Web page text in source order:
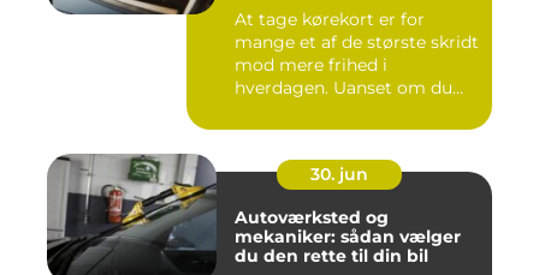
At tage kørekort er for
mange et af de største skridt
mod mere frihed i
hverdagen. Uanset om du
30. jun
Autoværksted og
mekaniker: sådan vælger
du den rette til din bil